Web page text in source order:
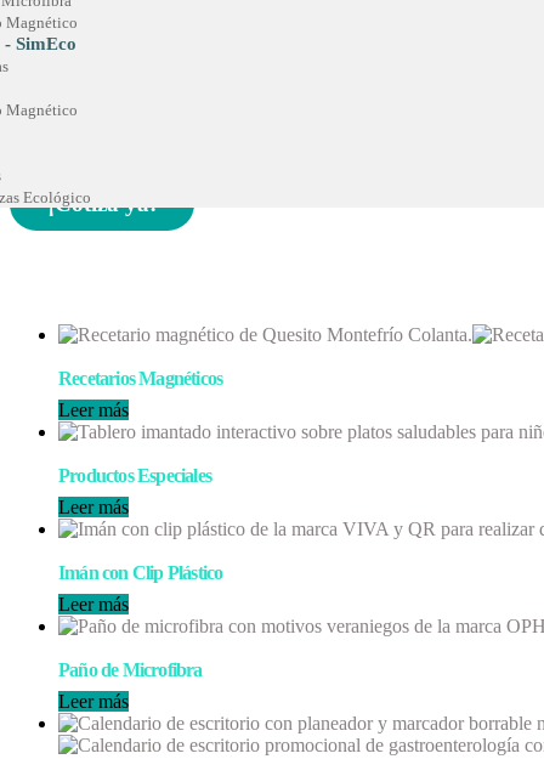
Magnético
SimEco
Magnético
Ecológico
¡Cotiza ya!
Recetarios Magnéticos
Leer más
Productos Especiales
Leer más
Imán con Clip Plástico
Leer más
Paño de Microfibra
Leer más